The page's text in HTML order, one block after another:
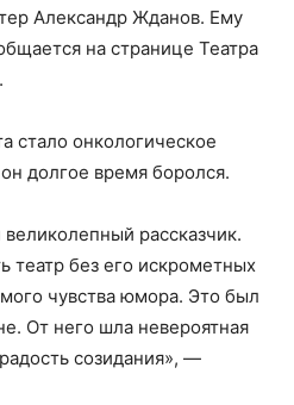
Александр Жданов. Ему
на странице Театра
стало онкологическое
долгое время боролся.
рассказчик.
театр без его искрометных
чувства юмора. Это был
От него шла невероятная
созидания», —